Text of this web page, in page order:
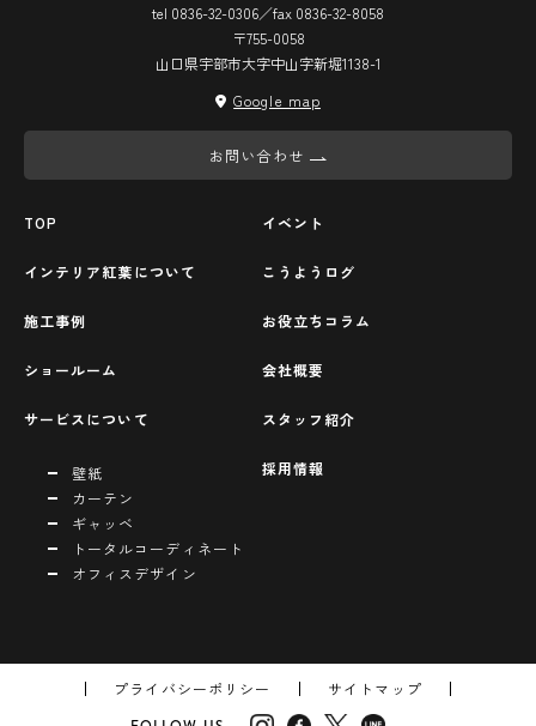
tel 0836-32-0306／fax 0836-32-8058
〒755-0058
山口県宇部市大字中山字新堀1138-1
Google map
お問い合わせ
TOP
インテリア紅葉について
施工事例
ショールーム
サービスについて
壁紙
カーテン
ギャッベ
トータルコーディネート
オフィスデザイン
イベント
こうようログ
お役立ちコラム
会社概要
スタッフ紹介
採用情報
プライバシーポリシー
サイトマップ